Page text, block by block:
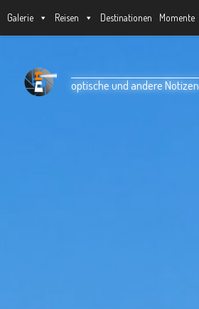
Unter dem Inhalt
Galerie Reisen Destinationen Momente
optische und andere Notizen